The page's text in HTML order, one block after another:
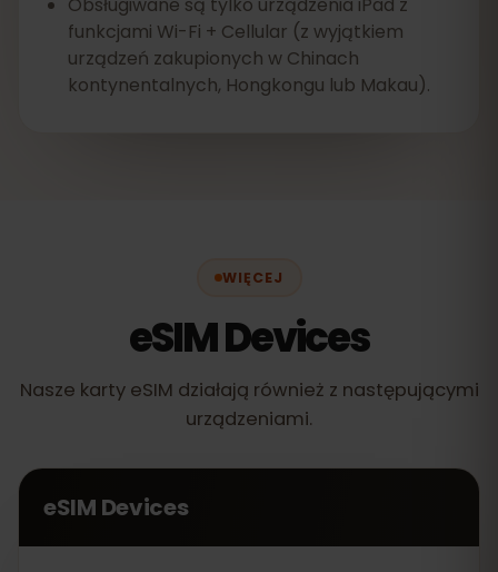
funkcjami Wi-Fi + Cellular (z wyjątkiem
urządzeń zakupionych w Chinach
kontynentalnych, Hongkongu lub Makau).
WIĘCEJ
eSIM Devices
Nasze karty eSIM działają również z następującymi
urządzeniami.
eSIM Devices